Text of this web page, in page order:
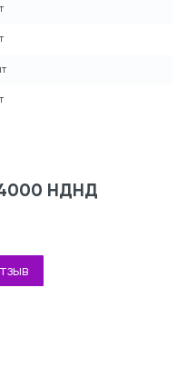
НДНД